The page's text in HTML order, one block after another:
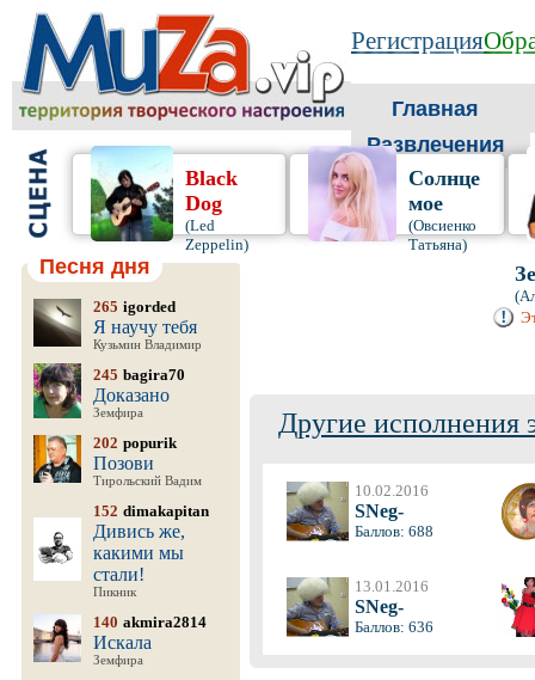
Регистрация
Главная
Развлечения
Black
Dog
(Led
Zeppelin)
Солнце
мое
(Овсиенко
Татьяна)
Песня дня
265 igorded
Я научу тебя
Кузьмин Владимир
245 bagira70
Доказано
Земфира
202 popurik
Позови
Тирольский Вадим
152 dimakapitan
Дивись же,
какими мы
стали!
Пикник
140 akmira2814
Искала
Земфира
Другие исполнения
10.02.2016
SNeg-
Баллов: 688
13.01.2016
SNeg-
Баллов: 636